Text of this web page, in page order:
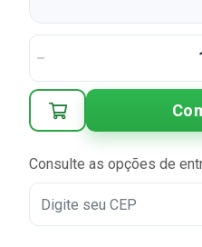
Consulte as opções de